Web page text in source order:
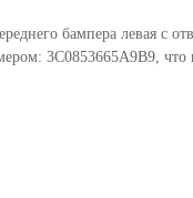
бампера левая
3C0853665A9B9,